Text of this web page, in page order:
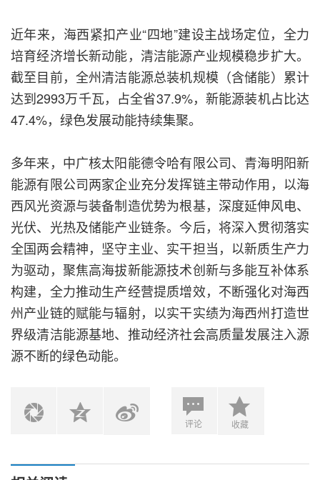
近年来，海西紧扣产业“四地”建设主战场定位，全力
培育经济增长新动能，清洁能源产业规模稳步扩大。
截至目前，全州清洁能源总装机规模（含储能）累计
达到2993万千瓦，占全省37.9%，新能源装机占比达
47.4%，绿色发展动能持续集聚。
多年来，中广核太阳能德令哈有限公司、青海明阳新
能源有限公司两家企业充分发挥链主带动作用，以海
西风光资源与装备制造优势为根基，深度延伸风电、
光伏、光热及储能产业链条。今后，将深入贯彻落实
全国两会精神，坚守主业、实干担当，以新质生产力
为驱动，聚焦高海拔新能源技术创新与多能互补体系
构建，全力推动生产经营提质增效，不断强化对海西
州产业链的赋能与辐射，以实干实绩为海西州打造世
界级清洁能源基地、推动经济社会高质量发展注入源
源不断的绿色动能。
评论 收藏